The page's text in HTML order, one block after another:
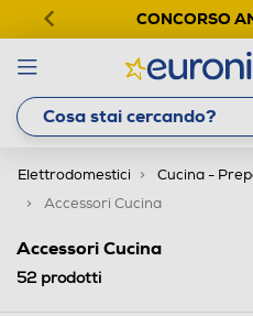
CONCORSO
Elettrodomestici
Cucina -
Accessori Cucina
Accessori Cucina
52prodotti